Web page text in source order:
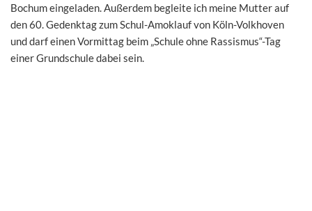
Bochum eingeladen. Außerdem begleite ich meine Mutter auf
den 60. Gedenktag zum Schul-Amoklauf von Köln-Volkhoven
und darf einen Vormittag beim „Schule ohne Rassismus“-Tag
einer Grundschule dabei sein.